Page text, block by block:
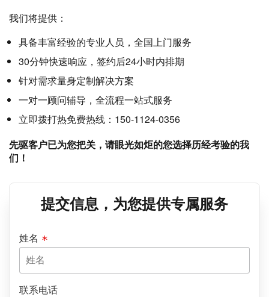
我们将提供：
具备丰富经验的专业人员，全国上门服务
30分钟快速响应，签约后24小时内排期
针对需求量身定制解决方案
一对一顾问辅导，全流程一站式服务
立即拨打热免费热线：150-1124-0356
先驱客户已为您把关，请眼光如炬的您选择历经考验的我
们！
提交信息，为您提供专属服务
姓名
联系电话